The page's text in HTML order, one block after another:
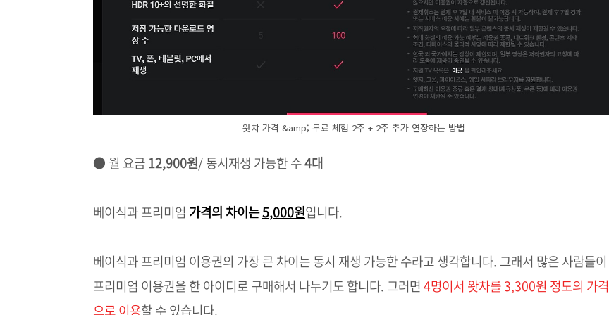
왓챠 가격 &amp; 무료 체험 2주 + 2주 추가 연장하는 방법
● 월 요금12,900원/ 동시재생 가능한 수4대
베이식과 프리미엄 가격의 차이는5,000원입니다.
베이식과 프리미엄 이용권의 가장 큰 차이는 동시 재생 가능한 수라고 생각합니다. 그래서 많은 사람들이
프리미엄 이용권을 한 아이디로 구매해서 나누기도 합니다. 그러면 4명이서 왓차를 3,300원 정도의 가격
으로 이용할 수 있습니다.